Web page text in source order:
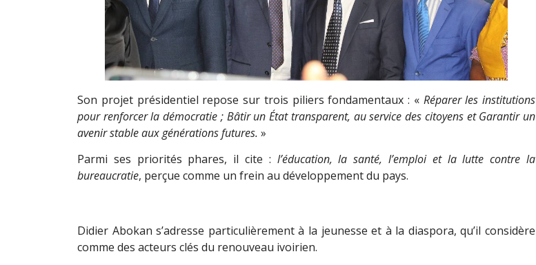
Son projet présidentiel repose sur trois piliers fondamentaux : « Réparer les institutions
pour renforcer la démocratie ; Bâtir un État transparent, au service des citoyens et Garantir un
avenir stable aux générations futures. »
Parmi ses priorités phares, il cite : l’éducation, la santé, l’emploi et la lutte contre la
bureaucratie, perçue comme un frein au développement du pays.
Didier Abokan s’adresse particulièrement à la jeunesse et à la diaspora, qu’il considère
comme des acteurs clés du renouveau ivoirien.